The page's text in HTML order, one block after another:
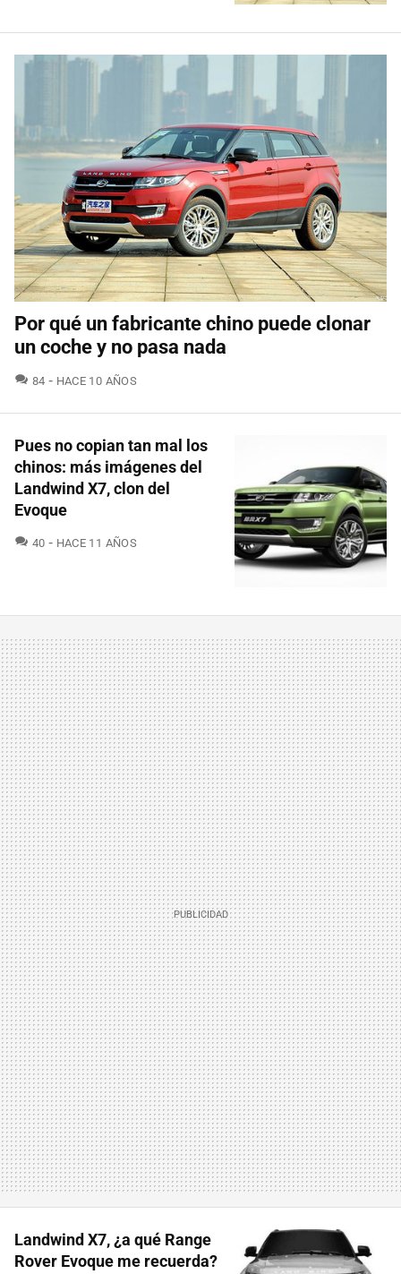
Por qué un fabricante chino puede clonar
un coche y no pasa nada
84 COMENTARIOS
HACE 10 AÑOS
Pues no copian tan mal los
chinos: más imágenes del
Landwind X7, clon del
Evoque
40 COMENTARIOS
HACE 11 AÑOS
Landwind X7, ¿a qué Range
Rover Evoque me recuerda?